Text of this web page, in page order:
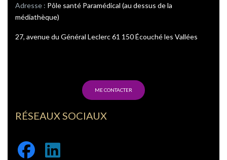
Adresse : Pôle santé Paramédical (au dessus de la
médiathèque)
27, avenue du Général Leclerc 61 150 Écouché les Vallées
ME CONTACTER
RÉSEAUX SOCIAUX
Facebook
Linkedin